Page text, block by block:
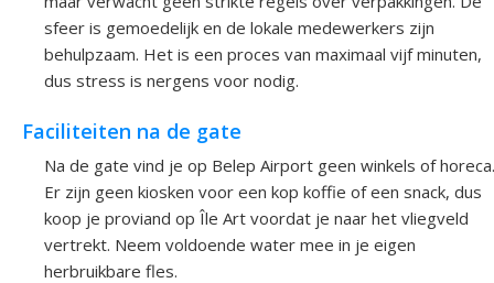
sfeer is gemoedelijk en de lokale medewerkers zijn
behulpzaam. Het is een proces van maximaal vijf minuten,
dus stress is nergens voor nodig.
Faciliteiten na de gate
Na de gate vind je op Belep Airport geen winkels of horeca.
Er zijn geen kiosken voor een kop koffie of een snack, dus
koop je proviand op Île Art voordat je naar het vliegveld
vertrekt. Neem voldoende water mee in je eigen
herbruikbare fles.